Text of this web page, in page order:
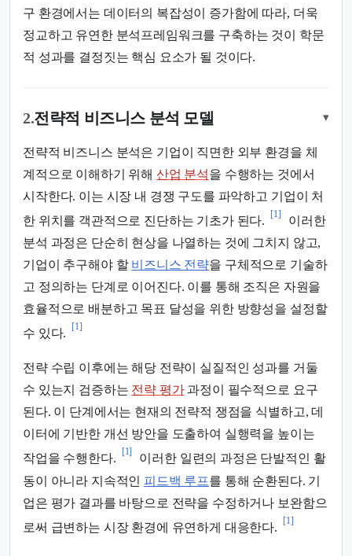
구 환경에서는 데이터의 복잡성이 증가함에 따라, 더욱
정교하고 유연한 분석프레임워크를 구축하는 것이 학문
적 성과를 결정짓는 핵심 요소가 될 것이다.
2.전략적 비즈니스 분석 모델 ▾
전략적 비즈니스 분석은 기업이 직면한 외부 환경을 체
계적으로 이해하기 위해 산업 분석을 수행하는 것에서
시작한다. 이는 시장 내 경쟁 구도를 파악하고 기업이 처
한 위치를 객관적으로 진단하는 기초가 된다.
[1]
이러한
분석 과정은 단순히 현상을 나열하는 것에 그치지 않고,
기업이 추구해야 할 비즈니스 전략을 구체적으로 기술하
고 정의하는 단계로 이어진다. 이를 통해 조직은 자원을
효율적으로 배분하고 목표 달성을 위한 방향성을 설정할
수 있다.
[1]
전략 수립 이후에는 해당 전략이 실질적인 성과를 거둘
수 있는지 검증하는 전략 평가과정이 필수적으로 요구
된다. 이 단계에서는 현재의 전략적 쟁점을 식별하고, 데
이터에 기반한 개선 방안을 도출하여 실행력을 높이는
작업을 수행한다.
[1]
이러한 일련의 과정은 단발적인 활
동이 아니라 지속적인 피드백 루프를 통해 순환된다. 기
업은 평가 결과를 바탕으로 전략을 수정하거나 보완함으
로써 급변하는 시장 환경에 유연하게 대응한다.
[1]